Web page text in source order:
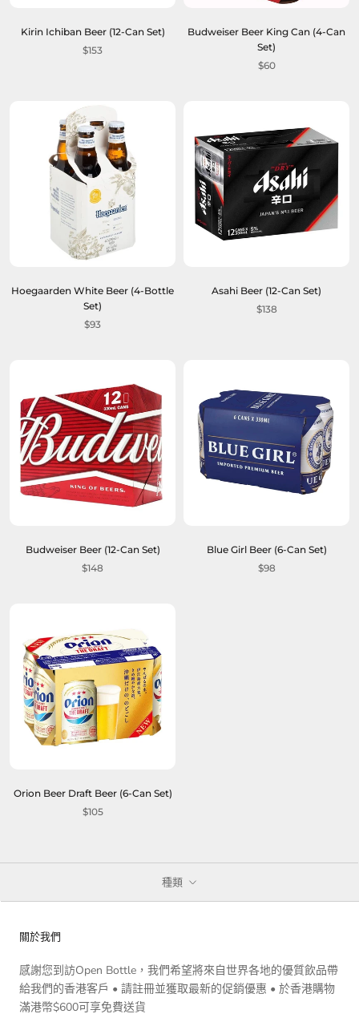
Kirin Ichiban Beer (12-Can Set)
$153
Budweiser Beer King Can (4-Can
Set)
$60
Hoegaarden White Beer (4-Bottle
Set)
$93
Asahi Beer (12-Can Set)
$138
Budweiser Beer (12-Can Set)
$148
Blue Girl Beer (6-Can Set)
$98
Orion Beer Draft Beer (6-Can Set)
$105
種類
關於我們
感謝您到訪Open Bottle，我們希望將來自世界各地的優質飲品帶
給我們的香港客戶 • 請註冊並獲取最新的促銷優惠 • 於香港購物
滿港幣$600可享免費送貨